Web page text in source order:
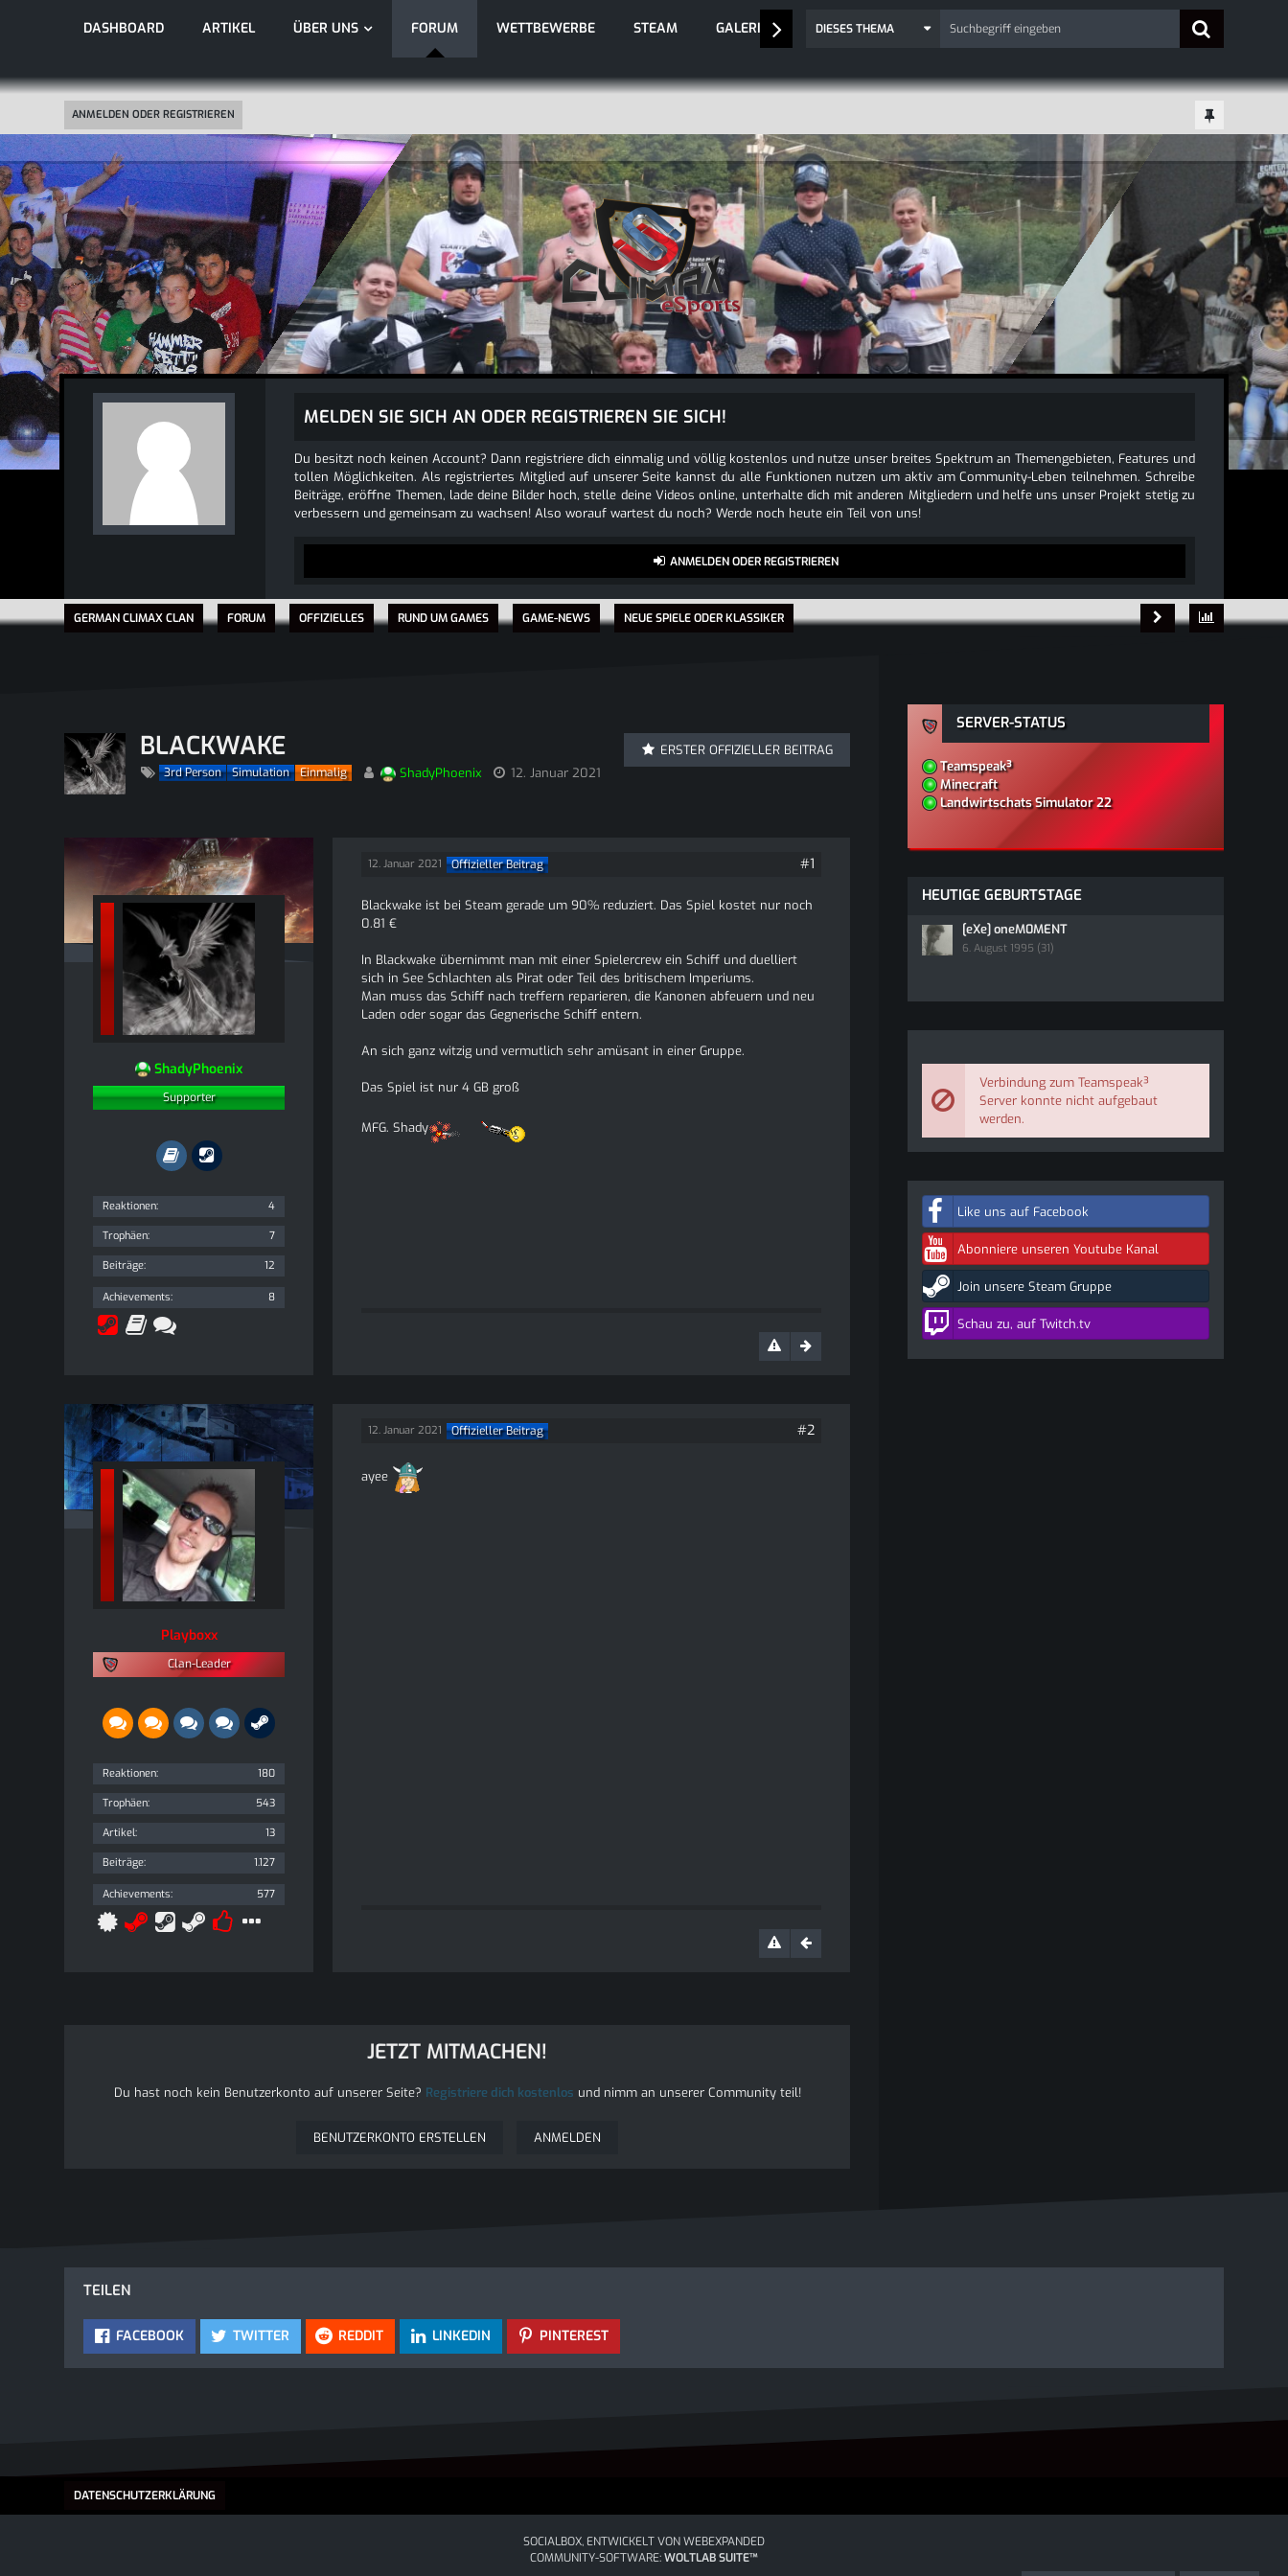
DASHBOARD ARTIKEL ÜBER UNS FORUM WETTBEWERBE STEAM GALERIE DIESES THEMA
ANMELDEN ODER REGISTRIEREN
MELDEN SIE SICH AN ODER REGISTRIEREN SIE SICH!
Du besitzt noch keinen Account? Dann registriere dich einmalig und völlig kostenlos und nutze unser breites Spektrum an Themengebieten, Features und
tollen Möglichkeiten. Als registriertes Mitglied auf unserer Seite kannst du alle Funktionen nutzen um aktiv am Community-Leben teilnehmen. Schreibe
Beiträge, eröffne Themen, lade deine Bilder hoch, stelle deine Videos online, unterhalte dich mit anderen Mitgliedern und helfe uns unser Projekt stetig zu
verbessern und gemeinsam zu wachsen! Also worauf wartest du noch? Werde noch heute ein Teil von uns!
ANMELDEN ODER REGISTRIEREN
GERMAN CLIMAX CLAN FORUM OFFIZIELLES RUND UM GAMES GAME-NEWS NEUE SPIELE ODER KLASSIKER
BLACKWAKE
3rd Person Simulation Einmalig ShadyPhoenix 12. Januar 2021
ERSTER OFFIZIELLER BEITRAG
ShadyPhoenix
Supporter
Reaktionen 4
Trophäen 7
Beiträge 12
Achievements 8
12. Januar 2021 Offizieller Beitrag #1
Blackwake ist bei Steam gerade um 90% reduziert. Das Spiel kostet nur noch
0.81 €
In Blackwake übernimmt man mit einer Spielercrew ein Schiff und duelliert
sich in See Schlachten als Pirat oder Teil des britischem Imperiums.
Man muss das Schiff nach treffern reparieren, die Kanonen abfeuern und neu
Laden oder sogar das Gegnerische Schiff entern.
An sich ganz witzig und vermutlich sehr amüsant in einer Gruppe.
Das Spiel ist nur 4 GB groß
MFG. Shady
Playboxx
Clan-Leader
Reaktionen 180
Trophäen 543
Artikel 13
Beiträge 1.127
Achievements 577
12. Januar 2021 Offizieller Beitrag #2
ayee
JETZT MITMACHEN!
Du hast noch kein Benutzerkonto auf unserer Seite? Registriere dich kostenlos und nimm an unserer Community teil!
BENUTZERKONTO ERSTELLEN ANMELDEN
SERVER-STATUS
Teamspeak³
Minecraft
Landwirtschats Simulator 22
HEUTIGE GEBURTSTAGE
[eXe] oneM0MENT
6. August 1995 (31)
Verbindung zum Teamspeak³
Server konnte nicht aufgebaut
werden.
Like uns auf Facebook
Abonniere unseren Youtube Kanal
Join unsere Steam Gruppe
Schau zu, auf Twitch.tv
TEILEN
FACEBOOK TWITTER REDDIT LINKEDIN PINTEREST
DATENSCHUTZERKLÄRUNG
SOCIALBOX, ENTWICKELT VON WEBEXPANDED
COMMUNITY-SOFTWARE:WOLTLAB SUITE™